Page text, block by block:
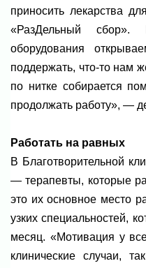
приносить лекарства
«РазДельный сбор».
оборудования
поддержать, что-то нам
по нитке собирается
продолжать работу», —
Работать на равных
В Благотворительной
— терапевты, которые
это их основное место
узких специальностей,
месяц. «Мотивация у
клинические случаи,